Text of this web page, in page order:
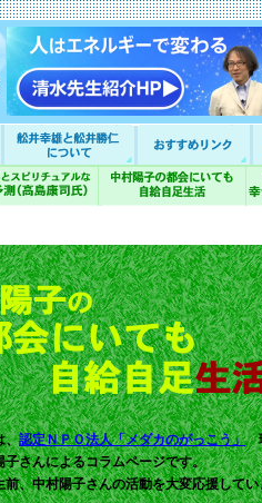
、認定ＮＰＯ法人「メダカのがっこう」
子さんによるコラムページです。
前、中村陽子さんの活動を大変応援してい